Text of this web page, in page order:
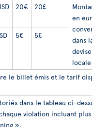
20€ 20£
en
dans
devise
locale
5€ 5£
le billet émis et le tarif
dans le tableau ci-
violation incluant
».